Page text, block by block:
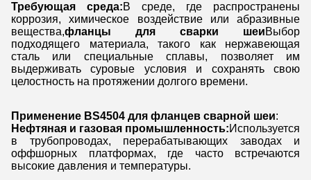
Требующая среда:В среде, где распространены
коррозия, химическое воздействие или абразивные
вещества,фланцы для сварки шеиВыбор
подходящего материала, такого как нержавеющая
сталь или специальные сплавы, позволяет им
выдерживать суровые условия и сохранять свою
целостность на протяжении долгого времени.
Применение BS4504 для фланцев сварной шеи:
Нефтяная и газовая промышленность:Используется
в трубопроводах, перерабатывающих заводах и
оффшорных платформах, где часто встречаются
высокие давления и температуры.